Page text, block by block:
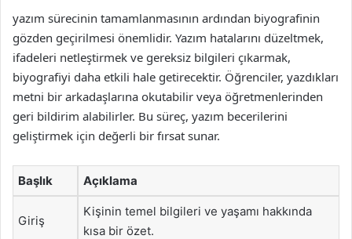
yazım sürecinin tamamlanmasının ardından biyografinin
gözden geçirilmesi önemlidir. Yazım hatalarını düzeltmek,
ifadeleri netleştirmek ve gereksiz bilgileri çıkarmak,
biyografiyi daha etkili hale getirecektir. Öğrenciler, yazdıkları
metni bir arkadaşlarına okutabilir veya öğretmenlerinden
geri bildirim alabilirler. Bu süreç, yazım becerilerini
geliştirmek için değerli bir fırsat sunar.
Başlık Açıklama
Giriş
Kişinin temel bilgileri ve yaşamı hakkında
kısa bir özet.